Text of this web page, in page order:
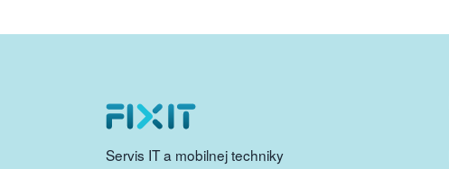
Servis IT a mobilnej techniky